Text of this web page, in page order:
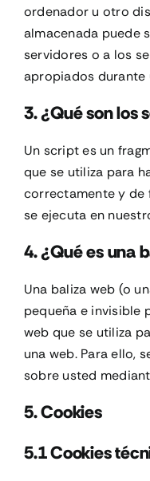
ordenador u otro
almacenada puede
servidores o a los
apropiados durante
3. ¿Qué son los
Un script es un
que se utiliza para
correctamente y de
se ejecuta en
4. ¿Qué es una
Una baliza web (o
pequeña e invisible
web que se utiliza
una web. Para ello,
sobre usted
5. Cookies
5.1 Cookies